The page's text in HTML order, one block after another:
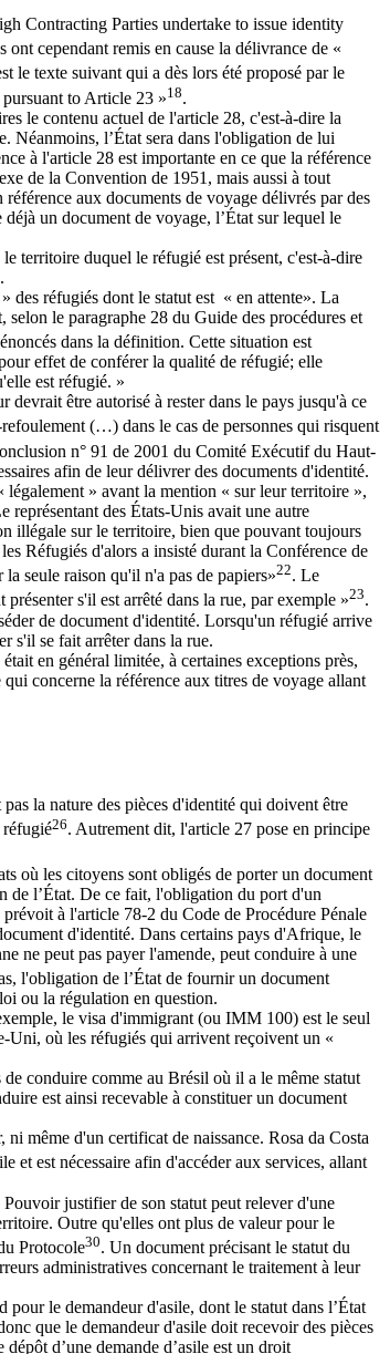
Contracting Parties undertake to issue identity
cependant remis en cause la délivrance de «
le texte suivant qui a dès lors été proposé par le
to Article 23 »18.
le contenu actuel de l'article 28, c'est-à-dire la
Néanmoins, l’État sera dans l'obligation de lui
à l'article 28 est importante en ce que la référence
de la Convention de 1951, mais aussi à tout
aux documents de voyage délivrés par des
un document de voyage, l’État sur lequel le
territoire duquel le réfugié est présent, c'est-à-dire
des réfugiés dont le statut est « en attente». La
le paragraphe 28 du Guide des procédures et
dans la définition. Cette situation est
effet de conférer la qualité de réfugié; elle
est réfugié. »
être autorisé à rester dans le pays jusqu'à ce
(…) dans le cas de personnes qui risquent
n° 91 de 2001 du Comité Exécutif du Haut-
afin de leur délivrer des documents d'identité.
légalement » avant la mention « sur leur territoire »,
représentant des États-Unis avait une autre
illégale sur le territoire, bien que pouvant toujours
Réfugiés d'alors a insisté durant la Conférence de
seule raison qu'il n'a pas de papiers»22. Le
s'il est arrêté dans la rue, par exemple »23.
de document d'identité. Lorsqu'un réfugié arrive
s'il se fait arrêter dans la rue.
en général limitée, à certaines exceptions près,
concerne la référence aux titres de voyage allant
la nature des pièces d'identité qui doivent être
réfugié26. Autrement dit, l'article 27 pose en principe
où les citoyens sont obligés de porter un document
de l’État. De ce fait, l'obligation du port d'un
à l'article 78-2 du Code de Procédure Pénale
d'identité. Dans certains pays d'Afrique, le
ne peut pas payer l'amende, peut conduire à une
l'obligation de l’État de fournir un document
ou la régulation en question.
le visa d'immigrant (ou IMM 100) est le seul
Uni, où les réfugiés qui arrivent reçoivent un «
conduire comme au Brésil où il a le même statut
est ainsi recevable à constituer un document
même d'un certificat de naissance. Rosa da Costa
et est nécessaire afin d'accéder aux services, allant
justifier de son statut peut relever d'une
Outre qu'elles ont plus de valeur pour le
Protocole30. Un document précisant le statut du
administratives concernant le traitement à leur
le demandeur d'asile, dont le statut dans l’État
que le demandeur d'asile doit recevoir des pièces
d’une demande d’asile est un droit